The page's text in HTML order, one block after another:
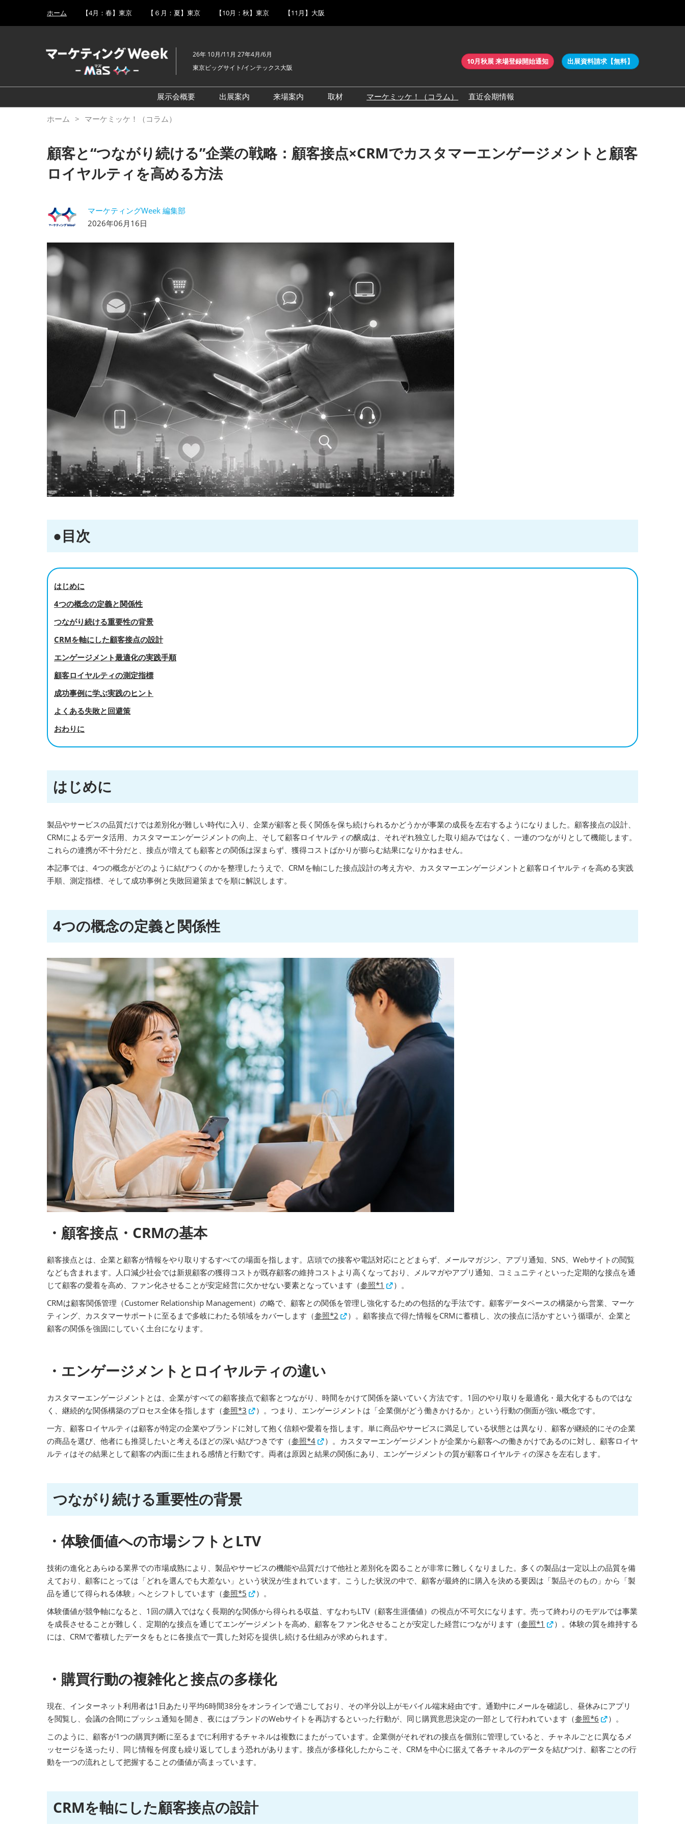
キ
し
to
ホーム 【4月：春】東京 【６月：夏】東京 【10月：秋】東京 【11月】大阪
26年 10月/11月 27年4月/6月
東京ビッグサイト/インテックス大阪
10月秋展 来場登録開始通知 出展資料請求【無料】
展示会概要
営業支援 EXPO
広告メディア枠 EXPO
デジタルマーケティング強
マーケティング戦略立案
EC売上アップ EXPO
ブランド戦略・PR EXPO
出展案内
ルのご紹介
来場案内
【秋展】来場案内
取材
マーケミッケ！（コラム）
直近会期情報
ホーム マーケミッケ！（コラム）
顧客と“つながり続ける”企業の戦略：顧客接点×CRMでカスタマーエンゲージメントと顧客
ロイヤルティを高める方法
マーケティングWeek 編集部
2026年06月16日
●目次
はじめに
4つの概念の定義と関係性
つながり続ける重要性の背景
CRMを軸にした顧客接点の設計
エンゲージメント最適化の実践手順
顧客ロイヤルティの測定指標
成功事例に学ぶ実践のヒント
よくある失敗と回避策
おわりに
はじめに
製品やサービスの品質だけでは差別化が難しい時代に入り、企業が顧客と長く関係を保ち続けられるかどうかが事業の成長を左右するようになりました。顧客接点の設計、
CRMによるデータ活用、カスタマーエンゲージメントの向上、そして顧客ロイヤルティの醸成は、それぞれ独立した取り組みではなく、一連のつながりとして機能します。
これらの連携が不十分だと、接点が増えても顧客との関係は深まらず、獲得コストばかりが膨らむ結果になりかねません。
本記事では、4つの概念がどのように結びつくのかを整理したうえで、CRMを軸にした接点設計の考え方や、カスタマーエンゲージメントと顧客ロイヤルティを高める実践
手順、測定指標、そして成功事例と失敗回避策までを順に解説します。
4つの概念の定義と関係性
・顧客接点・CRMの基本
顧客接点とは、企業と顧客が情報をやり取りするすべての場面を指します。店頭での接客や電話対応にとどまらず、メールマガジン、アプリ通知、SNS、Webサイトの閲覧
なども含まれます。人口減少社会では新規顧客の獲得コストが既存顧客の維持コストより高くなっており、メルマガやアプリ通知、コミュニティといった定期的な接点を通
じて顧客の愛着を高め、ファン化させることが安定経営に欠かせない要素となっています（参照*1
）。
CRMは顧客関係管理（Customer Relationship Management）の略で、顧客との関係を管理し強化するための包括的な手法です。顧客データベースの構築から営業、マーケ
ティング、カスタマーサポートに至るまで多岐にわたる領域をカバーします（参照*2
）。顧客接点で得た情報をCRMに蓄積し、次の接点に活かすという循環が、企業と
顧客の関係を強固にしていく土台になります。
・エンゲージメントとロイヤルティの違い
カスタマーエンゲージメントとは、企業がすべての顧客接点で顧客とつながり、時間をかけて関係を築いていく方法です。1回のやり取りを最適化・最大化するものではな
く、継続的な関係構築のプロセス全体を指します（参照*3
）。つまり、エンゲージメントは「企業側がどう働きかけるか」という行動の側面が強い概念です。
一方、顧客ロイヤルティは顧客が特定の企業やブランドに対して抱く信頼や愛着を指します。単に商品やサービスに満足している状態とは異なり、顧客が継続的にその企業
の商品を選び、他者にも推奨したいと考えるほどの深い結びつきです（参照*4
）。カスタマーエンゲージメントが企業から顧客への働きかけであるのに対し、顧客ロイヤ
ルティはその結果として顧客の内面に生まれる感情と行動です。両者は原因と結果の関係にあり、エンゲージメントの質が顧客ロイヤルティの深さを左右します。
つながり続ける重要性の背景
・体験価値への市場シフトとLTV
技術の進化とあらゆる業界での市場成熟により、製品やサービスの機能や品質だけで他社と差別化を図ることが非常に難しくなりました。多くの製品は一定以上の品質を備
えており、顧客にとっては「どれを選んでも大差ない」という状況が生まれています。こうした状況の中で、顧客が最終的に購入を決める要因は「製品そのもの」から「製
品を通じて得られる体験」へとシフトしています（参照*5
）。
体験価値が競争軸になると、1回の購入ではなく長期的な関係から得られる収益、すなわちLTV（顧客生涯価値）の視点が不可欠になります。売って終わりのモデルでは事業
を成長させることが難しく、定期的な接点を通じてエンゲージメントを高め、顧客をファン化させることが安定した経営につながります（参照*1
）。体験の質を維持する
には、CRMで蓄積したデータをもとに各接点で一貫した対応を提供し続ける仕組みが求められます。
・購買行動の複雑化と接点の多様化
現在、インターネット利用者は1日あたり平均6時間38分をオンラインで過ごしており、その半分以上がモバイル端末経由です。通勤中にメールを確認し、昼休みにアプリ
を閲覧し、会議の合間にプッシュ通知を開き、夜にはブランドのWebサイトを再訪するといった行動が、同じ購買意思決定の一部として行われています（参照*6
）。
このように、顧客が1つの購買判断に至るまでに利用するチャネルは複数にまたがっています。企業側がそれぞれの接点を個別に管理していると、チャネルごとに異なるメ
ッセージを送ったり、同じ情報を何度も繰り返してしまう恐れがあります。接点が多様化したからこそ、CRMを中心に据えて各チャネルのデータを結びつけ、顧客ごとの行
動を一つの流れとして把握することの価値が高まっています。
CRMを軸にした顧客接点の設計